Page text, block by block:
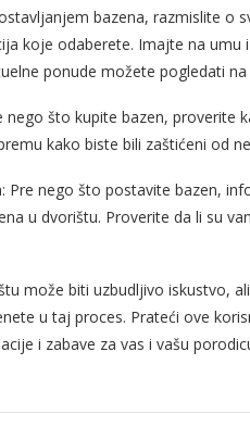
bazena, razmislite o
koje odaberete. Imajte na
ponude možete pogledati
nego što kupite bazen, proverite
kako biste bili zaštićeni od
Pre nego što postavite bazen,
u dvorištu. Proverite da li su
može biti uzbudljivo iskustvo,
u taj proces. Prateći ove
i zabave za vas i vašu